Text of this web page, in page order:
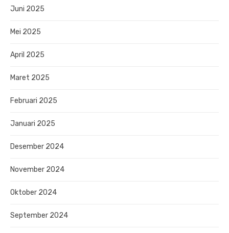
Juni 2025
Mei 2025
April 2025
Maret 2025
Februari 2025
Januari 2025
Desember 2024
November 2024
Oktober 2024
September 2024